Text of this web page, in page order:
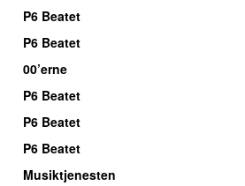
P6 Beatet
P6 Beatet
00’erne
P6 Beatet
P6 Beatet
P6 Beatet
Musiktjenesten